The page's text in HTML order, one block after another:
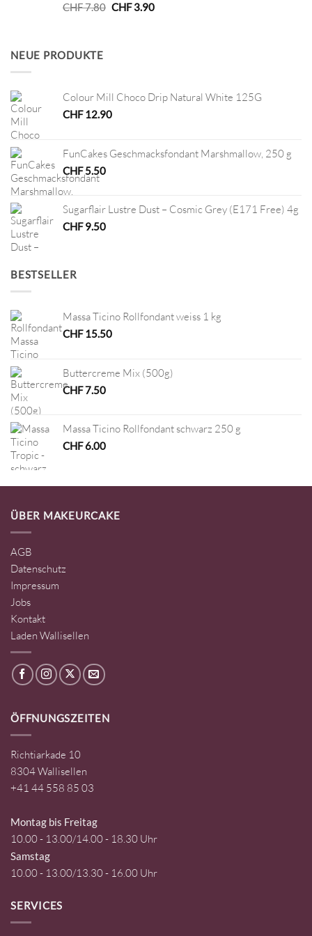
CHF7.80 Ursprünglicher
CHF3.90Aktueller
NEUE PRODUKTE
Colour Mill Choco Drip Natural White 125G
CHF12.90
FunCakes Geschmacksfondant Marshmallow, 250 g
CHF5.50
Sugarflair Lustre Dust – Cosmic Grey (E171 Free) 4g
CHF9.50
BESTSELLER
Massa Ticino Rollfondant weiss 1 kg
CHF15.50
Buttercreme Mix (500g)
CHF7.50
Massa Ticino Rollfondant schwarz 250 g
CHF6.00
ÜBER MAKEURCAKE
AGB
Datenschutz
Impressum
Jobs
Kontakt
Laden Wallisellen
ÖFFNUNGSZEITEN
Richtiarkade 10
8304 Wallisellen
+41 44 558 85 03
Montag bis Freitag
10.00 - 13.00/14.00 - 18.30 Uhr
Samstag
10.00 - 13.00/13.30 - 16.00 Uhr
SERVICES